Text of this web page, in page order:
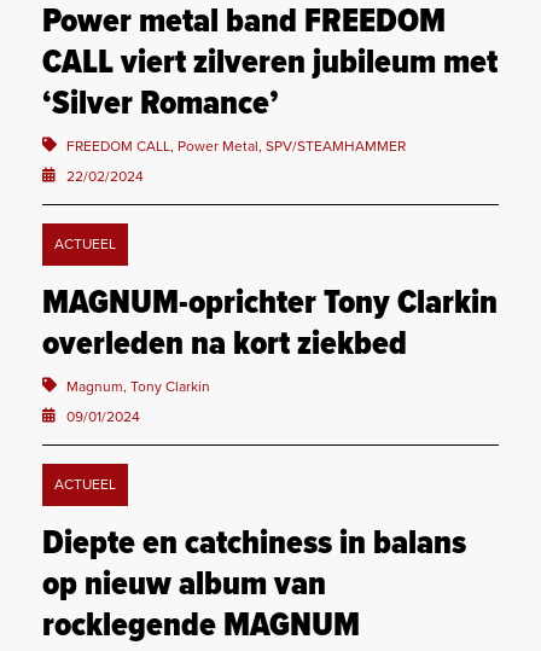
Power metal band FREEDOM
CALL viert zilveren jubileum met
‘Silver Romance’
FREEDOM CALL, Power Metal, SPV/STEAMHAMMER
22/02/2024
ACTUEEL
MAGNUM-oprichter Tony Clarkin
overleden na kort ziekbed
Magnum, Tony Clarkin
09/01/2024
ACTUEEL
Diepte en catchiness in balans
op nieuw album van
rocklegende MAGNUM